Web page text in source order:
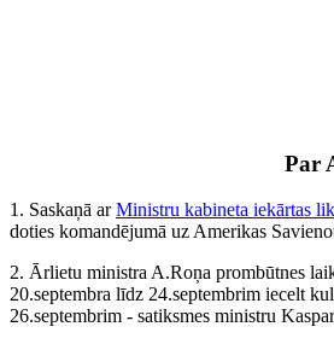
Par
1. Saskaņā arMinistru kabineta iekārtas
doties komandējumā uz Amerikas
2. Ārlietu ministra A.Roņa prombūtnes
20.septembra līdz 24.septembrim iecelt
26.septembrim - satiksmes ministru